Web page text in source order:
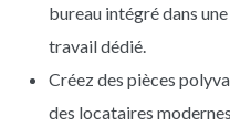
bureau intégré dans
travail dédié.
Créez des pièces
des locataires